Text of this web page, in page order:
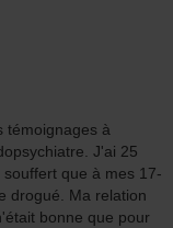
témoignages à
J'ai 25
que à mes 17-
drogué. Ma relation
bonne que pour